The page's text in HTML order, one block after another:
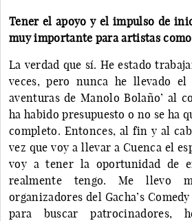
Tener el apoyo y el impulso de
muy importante para artistas
La verdad que sí. He estado
veces, pero nunca he llevado el
aventuras de Manolo Bolaño’ al
ha habido presupuesto o no se ha
completo. Entonces, al fin y al
vez que voy a llevar a Cuenca el
voy a tener la oportunidad de
realmente tengo. Me llevo
organizadores del Gacha’s
para buscar patrocinadores,